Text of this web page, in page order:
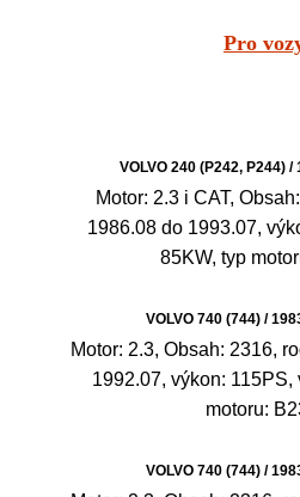
Pro
VOLVO 240 (P242, P244) /
Motor: 2.3 i CAT,
1986.08 do 1993.07,
85KW, typ
VOLVO 740 (744) /
Motor: 2.3, Obsah: 2316,
1992.07, výkon: 115PS,
motoru:
VOLVO 740 (744) /